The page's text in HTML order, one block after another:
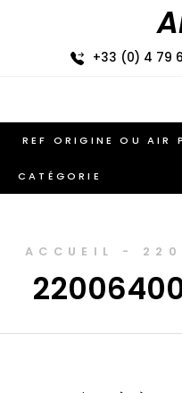
+33 (0) 4 79
CATÉGORIE
ACCUEIL -